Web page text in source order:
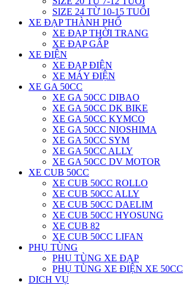
SIZE 24 TỪ 10-15 TUỔI
XE ĐẠP THÀNH PHỐ
XE ĐẠP THỜI TRANG
XE ĐẠP GẤP
XE ĐIỆN
XE ĐẠP ĐIỆN
XE MÁY ĐIỆN
XE GA 50CC
XE GA 50CC DIBAO
XE GA 50CC DK BIKE
XE GA 50CC KYMCO
XE GA 50CC NIOSHIMA
XE GA 50CC SYM
XE GA 50CC ALLY
XE GA 50CC DV MOTOR
XE CUB 50CC
XE CUB 50CC ROLLO
XE CUB 50CC ALLY
XE CUB 50CC DAELIM
XE CUB 50CC HYOSUNG
XE CUB 82
XE CUB 50CC LIFAN
PHỤ TÙNG
PHỤ TÙNG XE ĐẠP
PHỤ TÙNG XE ĐIỆN XE 50CC
DICH VỤ